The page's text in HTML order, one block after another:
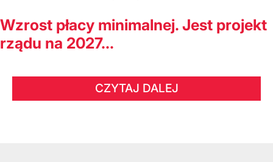
Wzrost płacy minimalnej. Jest projekt
rządu na 2027...
CZYTAJ DALEJ